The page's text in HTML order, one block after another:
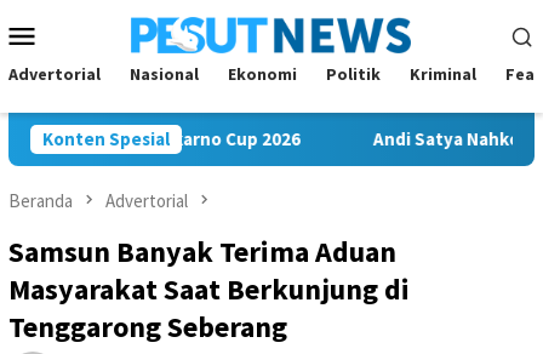
ke
kontenMobile
Advertorial Nasional Ekonomi Politik Kriminal
Konten Spesial
di Soekarno Cup 2026 Andi Satya Nahkodai
Beranda Advertorial
Samsun Banyak Terima Aduan
Masyarakat Saat Berkunjung di
Tenggarong Seberang